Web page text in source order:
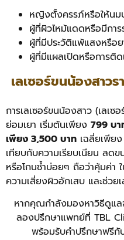
หญิงตั้งครรภ์หรือให้นม
ผู้ที่ผิวไหม้แดดหรือมีการ
ผู้ที่มีประวัติแพ้แสงหรือ
ผู้ที่มีแผลเปิดหรือการติด
เลเซอร์ขนน้องสาวร
การเลเซอร์ขนน้องสาว (เลเ
ย่อมเยา เริ่มต้นเพียง 799 บ
เพียง 3,500 บาท เฉลี่ยเพียง
เทียบกับความเรียบเนียน ลด
หรือโกนซ้ำบ่อยๆ ถือว่าคุ้มค่า
ความเสี่ยงผิวอักเสบ และช่วย
หากคุณกำลังมองหาวิธีดูแล
ลองปรึกษาแพทย์ที่ TBL
พร้อมรับคำปรึกษาฟรี